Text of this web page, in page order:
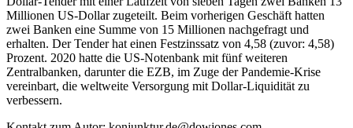
Millionen US-Dollar zugeteilt. Beim vorherigen Geschäft hatten
zwei Banken eine Summe von 15 Millionen nachgefragt und
erhalten. Der Tender hat einen Festzinssatz von 4,58 (zuvor: 4,58)
Prozent. 2020 hatte die US-Notenbank mit fünf weiteren
Zentralbanken, darunter die EZB, im Zuge der Pandemie-Krise
vereinbart, die weltweite Versorgung mit Dollar-Liquidität zu
verbessern.